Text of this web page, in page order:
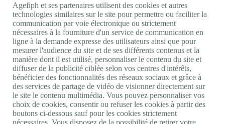
Nos autres sites
Site portail Agefiph
Activateur de progrès
Handinnov
Innovation et recherche
Université du RRH
Service AppuiPro
Nous suivre
Youtube
Agefiph et ses partenaires utilisent des cookies et autres
technologies similaires sur le site pour permettre ou faciliter la
communication par voie électronique ou strictement
nécessaires à la fourniture d'un service de communication en
ligne à la demande expresse des utilisateurs ainsi que pour
mesurer l'audience du site et de ses différents contenus et la
manière dont il est utilisé, personnaliser le contenu du site et
diffuser de la publicité ciblée selon vos centres d'intérêts,
bénéficier des fonctionnalités des réseaux sociaux et grâce à
des services de partage de vidéo de visionner directement sur
le site le contenu multimédia. Vous pouvez personnaliser vos
choix de cookies, consentir ou refuser les cookies à partir des
boutons ci-dessous sauf pour les cookies strictement
nécessaires. Vous disposez de la possibilité de retirer votre